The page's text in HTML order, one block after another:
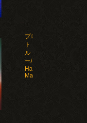
プロジェク
ト・ヘイ
ル・メアリ
ー/Project
Hail
Mary(2026)